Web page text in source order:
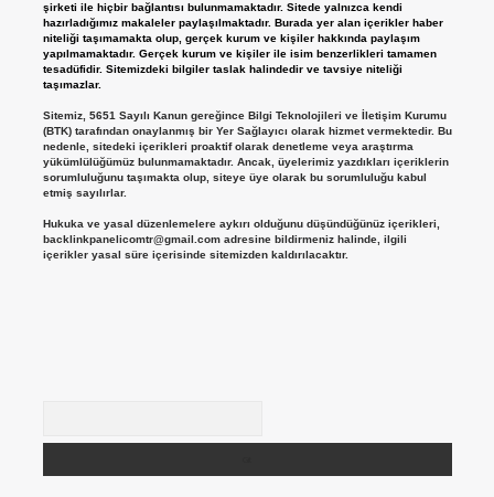
şirketi ile hiçbir bağlantısı bulunmamaktadır. Sitede yalnızca kendi
hazırladığımız makaleler paylaşılmaktadır. Burada yer alan içerikler haber
niteliği taşımamakta olup, gerçek kurum ve kişiler hakkında paylaşım
yapılmamaktadır. Gerçek kurum ve kişiler ile isim benzerlikleri tamamen
tesadüfidir. Sitemizdeki bilgiler taslak halindedir ve tavsiye niteliği
taşımazlar.
Sitemiz, 5651 Sayılı Kanun gereğince Bilgi Teknolojileri ve İletişim Kurumu
(BTK) tarafından onaylanmış bir Yer Sağlayıcı olarak hizmet vermektedir. Bu
nedenle, sitedeki içerikleri proaktif olarak denetleme veya araştırma
yükümlülüğümüz bulunmamaktadır. Ancak, üyelerimiz yazdıkları içeriklerin
sorumluluğunu taşımakta olup, siteye üye olarak bu sorumluluğu kabul
etmiş sayılırlar.
Hukuka ve yasal düzenlemelere aykırı olduğunu düşündüğünüz içerikleri,
backlinkpanelicomtr@gmail.comadresine bildirmeniz halinde, ilgili
içerikler yasal süre içerisinde sitemizden kaldırılacaktır.